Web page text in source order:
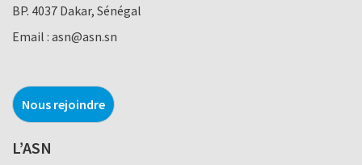
BP. 4037 Dakar, Sénégal
Email : asn@asn.sn
Nous rejoindre
L’ASN